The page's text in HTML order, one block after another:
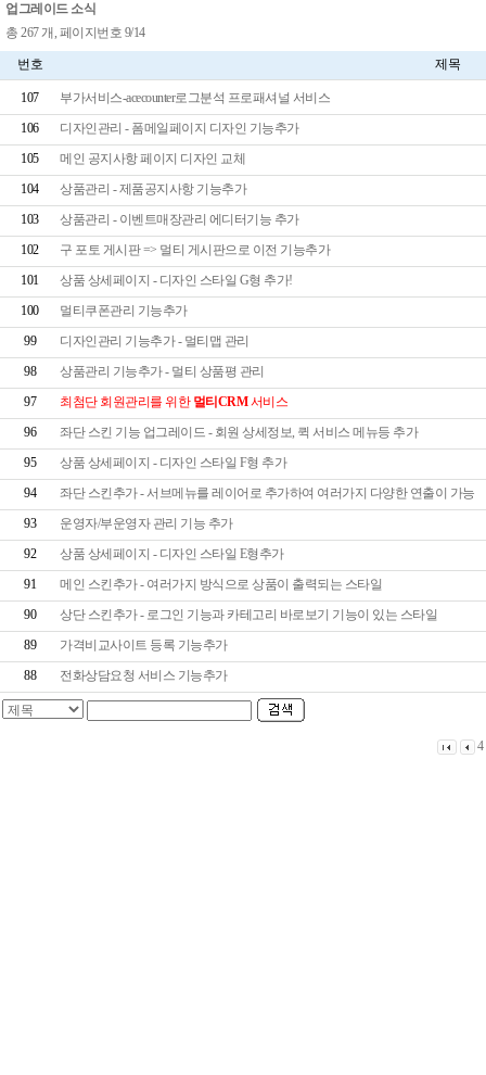
업그레이드 소식
총 267 개, 페이지번호 9/14
번호 제목
107
부가서비스-acecounter로그분석 프로패셔널 서비스
106
디자인관리 - 폼메일페이지 디자인 기능추가
105
메인 공지사항 페이지 디자인 교체
104
상품관리 - 제품공지사항 기능추가
103
상품관리 - 이벤트매장관리 에디터기능 추가
102
구 포토 게시판 => 멀티 게시판으로 이전 기능추가
101
상품 상세페이지 - 디자인 스타일 G형 추가!
100
멀티쿠폰관리 기능추가
99
디자인관리 기능추가 - 멀티맵 관리
98
상품관리 기능추가 - 멀티 상품평 관리
97
최첨단 회원관리를 위한 멀티CRM서비스
96
좌단 스킨 기능 업그레이드 - 회원 상세정보, 퀵 서비스 메뉴등 추가
95
상품 상세페이지 - 디자인 스타일 F형 추가
94
좌단 스킨추가 - 서브메뉴를 레이어로 추가하여 여러가지 다양한 연출이 가능
93
운영자/부운영자 관리 기능 추가
92
상품 상세페이지 - 디자인 스타일 E형추가
91
메인 스킨추가 - 여러가지 방식으로 상품이 출력되는 스타일
90
상단 스킨추가 - 로그인 기능과 카테고리 바로보기 기능이 있는 스타일
89
가격비교사이트 등록 기능추가
88
전화상담요청 서비스 기능추가
4